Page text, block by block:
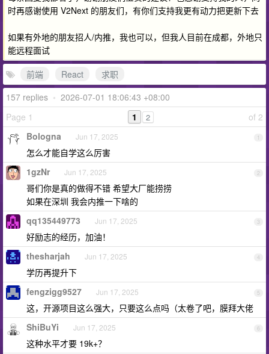
时再感谢使用 V2Next 的朋友们，有你们支持我更有动力把更新下去
如果有外地的朋友招人/内推，我也可以，但我人目前在成都，外地只
能远程面试
前端
React
求职
157 replies • 2026-07-01 18:06:43 +08:00
Page 1
of 2
1 2
1
Bologna Jun 17, 2025
怎么才能自学这么厉害
2
1gzNr Jun 17, 2025
哥们你是真的做得不错 希望大厂能捞捞
如果在深圳 我会内推一下啥的
3
qq135449773 Jun 17, 2025
好励志的经历，加油！
4
thesharjah Jun 17, 2025
学历再提升下
5
fengzigg9527 Jun 17, 2025
这，开源项目这么强大，只要这么点吗（太卷了吧，膜拜大佬
6
ShiBuYi Jun 17, 2025
这种水平才要 19k+？